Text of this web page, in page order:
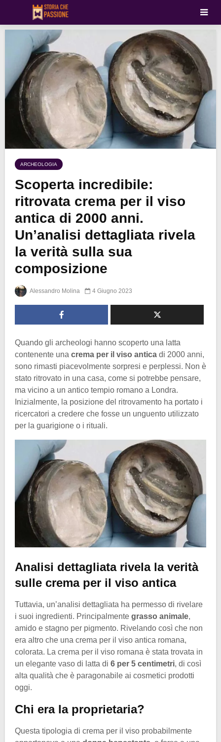
ARCHEOLOGIA
Scoperta incredibile:
ritrovata crema per il viso
antica di 2000 anni.
Un’analisi dettagliata rivela
la verità sulla sua
composizione
Alessandro Molina 4 Giugno 2023
Quando gli archeologi hanno scoperto una latta
contenente una crema per il viso antica di 2000 anni,
sono rimasti piacevolmente sorpresi e perplessi. Non è
stato ritrovato in una casa, come si potrebbe pensare,
ma vicino a un antico tempio romano a Londra.
Inizialmente, la posizione del ritrovamento ha portato i
ricercatori a credere che fosse un unguento utilizzato
per la guarigione o i rituali.
Analisi dettagliata rivela la verità
sulle crema per il viso antica
Tuttavia, un’analisi dettagliata ha permesso di rivelare
i suoi ingredienti. Principalmente grasso animale,
amido e stagno per pigmento. Rivelando così che non
era altro che una crema per il viso antica romana,
colorata. La crema per il viso romana è stata trovata in
un elegante vaso di latta di 6 per 5 centimetri, di così
alta qualità che è paragonabile ai cosmetici prodotti
oggi.
Chi era la proprietaria?
Questa tipologia di crema per il viso probabilmente